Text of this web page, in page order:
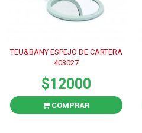
TEU&BANY ESPEJO DE CARTERA
403027
$12000
COMPRAR